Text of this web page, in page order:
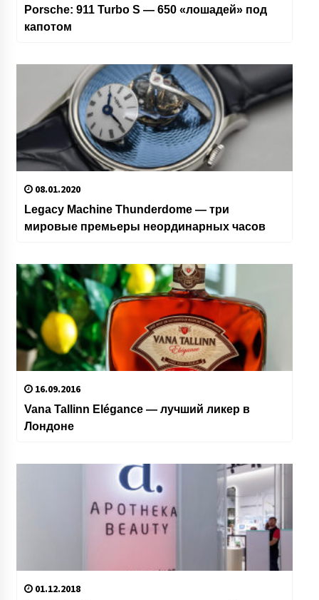
Porsche: 911 Turbo S — 650 «лошадей» под
капотом
08.01.2020
Legacy Machine Thunderdome — три
мировые премьеры неординарных часов
16.09.2016
Vana Tallinn Elégance — лучший ликер в
Лондоне
01.12.2018